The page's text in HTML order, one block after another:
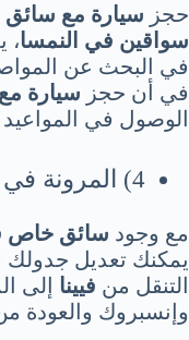
حجز سيارة مع سائق
سواقين في النمسا،
في البحث عن
في أن حجز سيارة
الوصول في
4) المرونة في البرنامج اليومي
مع وجود سائق خاص
يمكنك تعديل
التنقل من فيينا إلى
وإنسبروك والعودة